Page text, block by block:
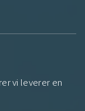
vi leverer en